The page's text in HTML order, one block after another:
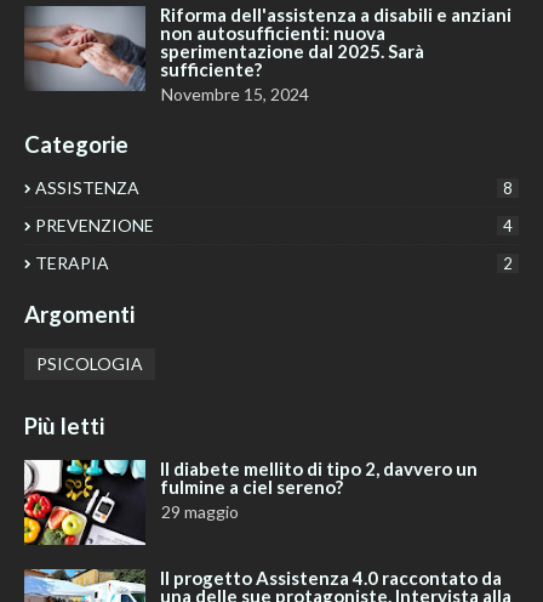
Riforma dell'assistenza a disabili e anziani
non autosufficienti: nuova
sperimentazione dal 2025. Sarà
sufficiente?
Novembre 15, 2024
Categorie
ASSISTENZA 8
PREVENZIONE 4
TERAPIA 2
Argomenti
PSICOLOGIA
Più letti
Il diabete mellito di tipo 2, davvero un
fulmine a ciel sereno?
29 maggio
Il progetto Assistenza 4.0 raccontato da
una delle sue protagoniste. Intervista alla